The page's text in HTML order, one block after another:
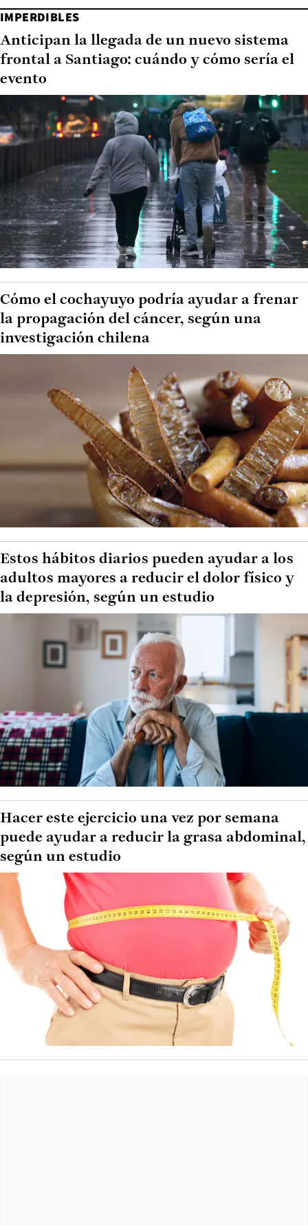
IMPERDIBLES
Anticipan la llegada de un nuevo sistema
frontal a Santiago: cuándo y cómo sería el
evento
Cómo el cochayuyo podría ayudar a frenar
la propagación del cáncer, según una
investigación chilena
Estos hábitos diarios pueden ayudar a los
adultos mayores a reducir el dolor físico y
la depresión, según un estudio
Hacer este ejercicio una vez por semana
puede ayudar a reducir la grasa abdominal,
según un estudio